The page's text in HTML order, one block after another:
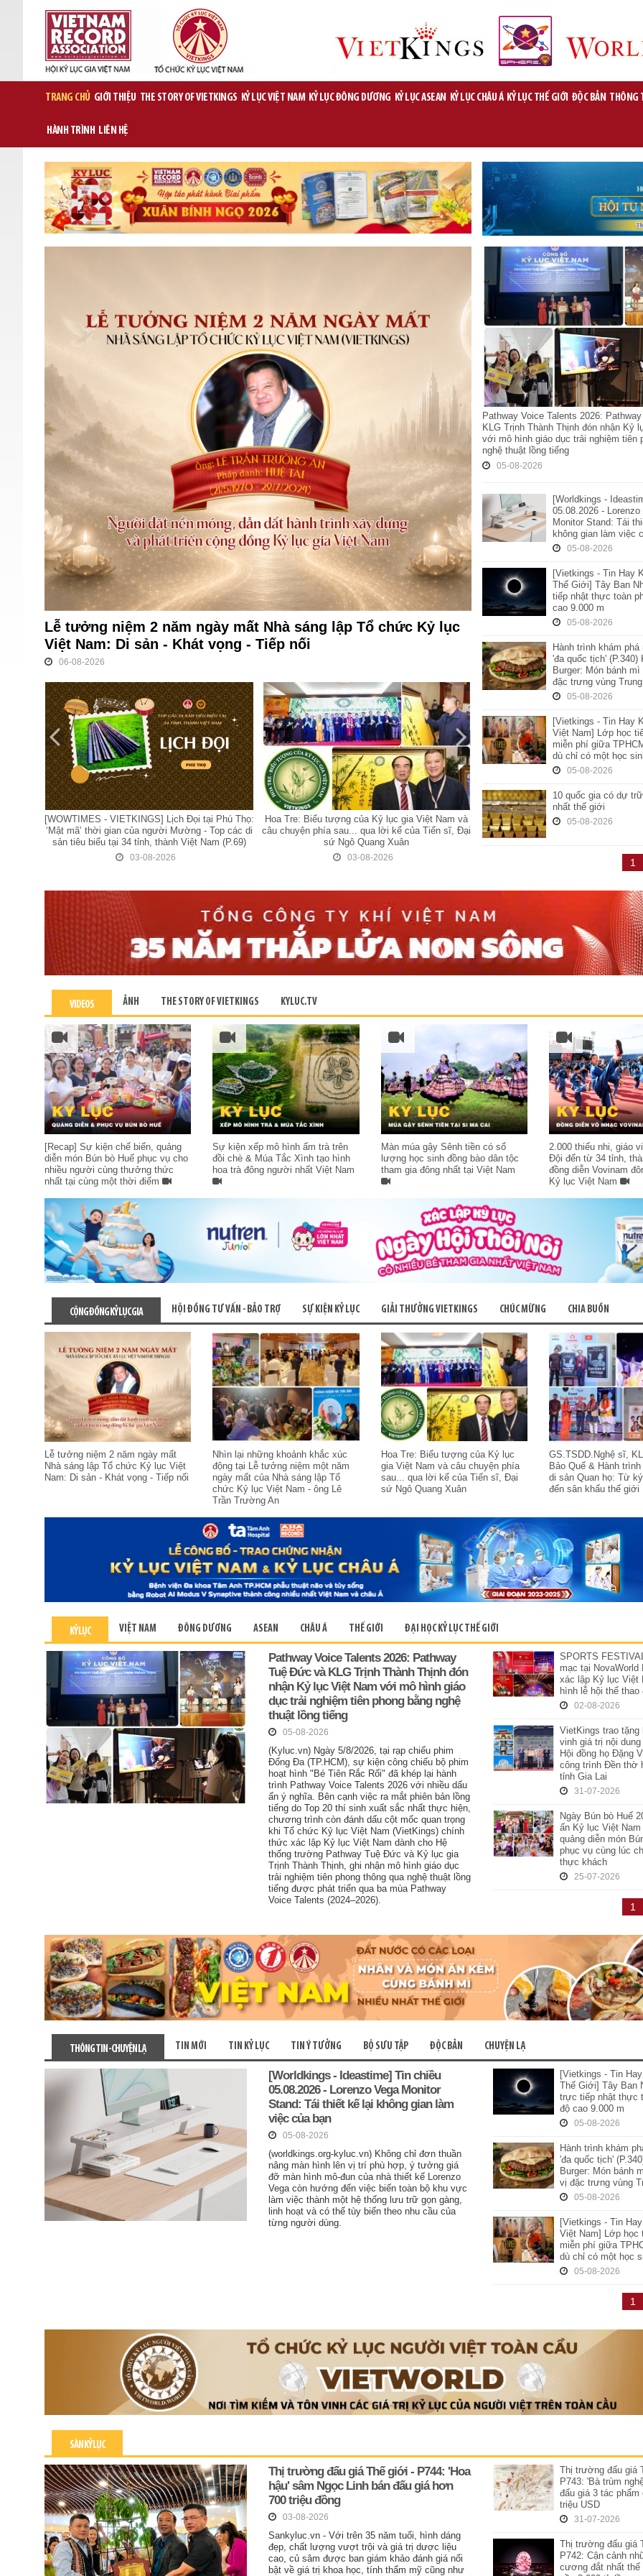
TRANG CHỦ GIỚI THIỆU THE STORY OF VIETKINGS KỶ LỤC VIỆT NAM KỶ LỤC ĐÔNG DƯƠNG KỶ LỤC ASEAN KỶ LỤC CHÂU Á KỶ LỤC THẾ GIỚI ĐỘC BẢN THÔNG
HÀNH TRÌNH LIÊN HỆ
Lễ tưởng niệm 2 năm ngày mất Nhà sáng lập Tổ chức Kỷ lục
Việt Nam: Di sản - Khát vọng - Tiếp nối
06-08-2026
Hoa Tre: Biểu tượng của Kỷ lục gia Việt Nam và
câu chuyện phía sau... qua lời kể của Tiến sĩ, Đại
sứ Ngô Quang Xuân
03-08-2026
[VIETKINGS-TOPPLUS] Yến sào (Khánh Hòa) –
Hành trình tìm kiếm và đề cử TOP các đặc sản
quà tặng của 34 tỉnh, thành Việt Nam (P.178)
05-08-2026
[WOWTIMES - VIETKINGS] Bệnh
103 tại Hà Nội: Trung tâm y học hiện
Top các đơn vị sở hữu Kỷ lục Việt
Pathway Voice Talents 2026:
KLG Trịnh Thành Thịnh đón nhận Kỷ
với mô hình giáo dục trải nghiệm tiên
nghệ thuật lồng tiếng
05-08-2026
[Worldkings -
05.08.2026 - Lorenzo
Monitor Stand: Tái
không gian làm việc
05-08-2026
[Vietkings - Tin Hay
Thế Giới] Tây Ban
tiếp nhật thực toàn
cao 9.000 m
05-08-2026
Hành trình khám phá
'đa quốc tịch' (P.340)
Burger: Món bánh
đặc trưng vùng
05-08-2026
[Vietkings - Tin Hay
Việt Nam] Lớp học
miễn phí giữa
dù chỉ có một học
05-08-2026
10 quốc gia có dự
nhất thế giới
05-08-2026
1
VIDEOS ẢNH THE STORY OF VIETKINGS KYLUC.TV
[Recap] Sự kiện chế biến, quảng
diễn món Bún bò Huế phục vụ cho
nhiều người cùng thưởng thức
nhất tại cùng một thời điểm
Sự kiện xếp mô hình ấm trà trên
đồi chè & Múa Tắc Xình tạo hình
hoa trà đông người nhất Việt Nam
Màn múa gậy Sênh tiền có số
lượng học sinh đồng bào dân tộc
tham gia đông nhất tại Việt Nam
2.000 thiếu nhi, giáo
Đội đến từ 34 tỉnh,
đồng diễn Vovinam
Kỷ lục Việt Nam
CỘNG ĐỒNG KỶ LỤC GIA HỘI ĐỒNG TƯ VẤN - BẢO TRỢ SỰ KIỆN KỶ LỤC GIẢI THƯỞNG VIETKINGS CHÚC MỪNG CHIA BUỒN
Lễ tưởng niệm 2 năm ngày mất
Nhà sáng lập Tổ chức Kỷ lục Việt
Nam: Di sản - Khát vọng - Tiếp nối
Nhìn lại những khoảnh khắc xúc
động tại Lễ tưởng niệm một năm
ngày mất của Nhà sáng lập Tổ
chức Kỷ lục Việt Nam - ông Lê
Trần Trường An
Hoa Tre: Biểu tượng của Kỷ lục
gia Việt Nam và câu chuyện phía
sau... qua lời kể của Tiến sĩ, Đại
sứ Ngô Quang Xuân
GS.TSDD.Nghệ sĩ,
Bảo Quế & Hành
di sản Quan họ: Từ
đến sân khấu thế giới
KỶ LỤC VIỆT NAM ĐÔNG DƯƠNG ASEAN CHÂU Á THẾ GIỚI ĐẠI HỌC KỶ LỤC THẾ GIỚI
Pathway Voice Talents 2026: Pathway
Tuệ Đức và KLG Trịnh Thành Thịnh đón
nhận Kỷ lục Việt Nam với mô hình giáo
dục trải nghiệm tiên phong bằng nghệ
thuật lồng tiếng
05-08-2026
(Kyluc.vn) Ngày 5/8/2026, tại rạp chiếu phim
Đống Đa (TP.HCM), sự kiện công chiếu bộ phim
hoạt hình "Bé Tiên Rắc Rối" đã khép lại hành
trình Pathway Voice Talents 2026 với nhiều dấu
ấn ý nghĩa. Bên cạnh việc ra mắt phiên bản lồng
tiếng do Top 20 thí sinh xuất sắc nhất thực hiện,
chương trình còn đánh dấu cột mốc quan trọng
khi Tổ chức Kỷ lục Việt Nam (VietKings) chính
thức xác lập Kỷ lục Việt Nam dành cho Hệ
thống trường Pathway Tuệ Đức và Kỷ lục gia
Trịnh Thành Thịnh, ghi nhận mô hình giáo dục
trải nghiệm tiên phong thông qua nghệ thuật lồng
tiếng được phát triển qua ba mùa Pathway
Voice Talents (2024–2026).
SPORTS
mạc tại NovaWorld
xác lập Kỷ lục Việt
hình lễ hội thể thao
02-08-2026
VietKings trao tặng
vinh giá trị nội
Hội đồng họ Đặng
công trình Đền thờ
tỉnh Gia Lai
31-07-2026
Ngày Bún bò Huế
ấn Kỷ lục Việt
quảng diễn món
phục vụ cùng lúc
thực khách
25-07-2026
1
THÔNG TIN - CHUYỆN LẠ TIN MỚI TIN KỶ LỤC TIN Ý TƯỞNG BỘ SƯU TẬP ĐỘC BẢN CHUYỆN LẠ
[Worldkings - Ideastime] Tin chiều
05.08.2026 - Lorenzo Vega Monitor
Stand: Tái thiết kế lại không gian làm
việc của bạn
05-08-2026
(worldkings.org-kyluc.vn) Không chỉ đơn thuần
nâng màn hình lên vị trí phù hợp, ý tưởng giá
đỡ màn hình mô-đun của nhà thiết kế Lorenzo
Vega còn hướng đến việc biến toàn bộ khu vực
làm việc thành một hệ thống lưu trữ gọn gàng,
linh hoạt và có thể tùy biến theo nhu cầu của
từng người dùng.
[Vietkings - Tin
Thế Giới] Tây Ban
trực tiếp nhật thực
độ cao 9.000 m
05-08-2026
Hành trình khám
'đa quốc tịch'
Burger: Món bánh
vị đặc trưng vùng
05-08-2026
[Vietkings - Tin
Việt Nam] Lớp học
miễn phí giữa
dù chỉ có một học
05-08-2026
1
SÀN KỶ LỤC
Thị trường đấu giá Thế giới - P744: 'Hoa
hậu' sâm Ngọc Linh bán đấu giá hơn
700 triệu đồng
03-08-2026
Sankyluc.vn - Với trên 35 năm tuổi, hình dáng
đẹp, chất lượng vượt trội và giá trị dược liệu
cao, củ sâm được ban giám khảo đánh giá nổi
bật về giá trị khoa học, tính thẩm mỹ cũng như
Thị trường đấu giá
P743: 'Bà trùm
đấu giá 3 tác phẩm
triệu USD
31-07-2026
Thị trường đấu giá
P742: Cận cảnh
cương đắt nhất